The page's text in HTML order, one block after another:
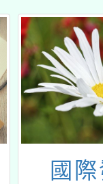
國